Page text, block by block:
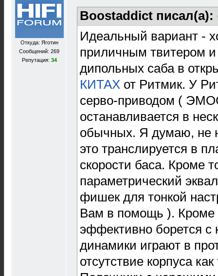
Откуда: Яготин
Сообщений: 269
Репутация: 34
Boostaddict писал(а):
Идеальный вариант -
приличным твитером
дипольных саба в
КИТАХ от Ритмик. У
серво-приводом (
останавливается в
обычных. Я думаю, не
это транслируется в
скорости баса. Кроме
параметрический
фишек для тонкой
Вам в помощь ). Кроме
эффективно борется
динамики играют в
отсутствие корпуса как